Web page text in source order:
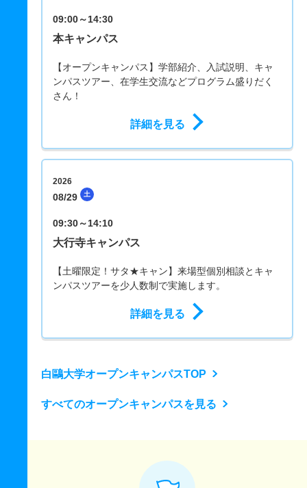
09:00～14:30
本キャンパス
【オープンキャンパス】学部紹介、入試説明、キャ
ンパスツアー、在学生交流などプログラム盛りだく
さん！
詳細を見る
2026
08/29 土
09:30～14:10
大行寺キャンパス
【土曜限定！サタ★キャン】来場型個別相談とキャ
ンパスツアーを少人数制で実施します。
詳細を見る
白鷗大学オープンキャンパスTOP
すべてのオープンキャンパスを見る